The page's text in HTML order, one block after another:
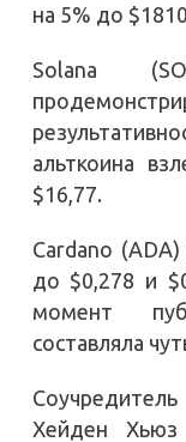
на 5% до
Solana
альткоина
$16,77.
Cardano
до $0,278 и
момент
составляла
Хейден Хьюз